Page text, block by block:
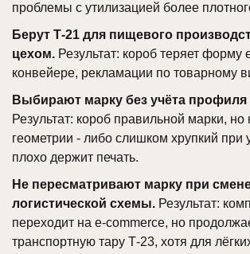
проблемы с утилизацией более
Берут Т-21 для пищевого
цехом. Результат: короб теряет форму
конвейере, рекламации по товарному
Выбирают марку без учёта
Результат: короб правильной марки,
геометрии - либо слишком хрупкий при
плохо держит печать.
Не пересматривают марку при
логистической схемы. Результат:
переходит на e-commerce, но
транспортную тару Т-23, хотя для